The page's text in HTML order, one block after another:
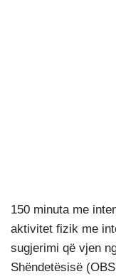
150 minuta me
aktivitet fizik me
sugjerimi që vjen
Shëndetësisë